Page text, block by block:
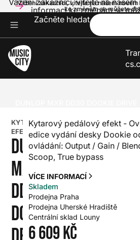
Vážení zákazníci, vítejte na našem
ke změnám se můžete
Vážení zákazníci, vítejte na
informací ke změnám se
Začněte hledat
KYTAROVÝ
EFEKT
DUNLOP
MXR
DD30
DOOKIE
Kytarový pedálový efekt -
edice vydání desky Dookie
ovládání: Output / Gain /
Scoop, True bypass
VÍCE INFORMACÍ
Skladem
Prodejna Praha
Prodejna Uherské Hradiště
Centrální sklad Louny
6 609 Kč